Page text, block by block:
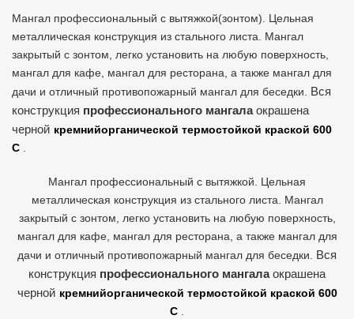
Мангал профессиональный с вытяжкой(зонтом). Цельная
металлическая конструкция из стального листа. Мангал
закрытый с зонтом, легко установить на любую поверхность,
мангал для кафе, мангал для ресторана, а также мангал для
дачи и отличный противопожарный мангал для беседки. Вся
конструкция профессионального мангалаокрашена
черной кремнийорганической термостойкой краской 600
С
Мангал профессиональный с вытяжкой. Цельная
металлическая конструкция из стального листа. Мангал
закрытый с зонтом, легко установить на любую поверхность,
мангал для кафе, мангал для ресторана, а также мангал для
дачи и отличный противопожарный мангал для беседки. Вся
конструкция профессионального мангалаокрашена
черной кремнийорганической термостойкой краской 600
С